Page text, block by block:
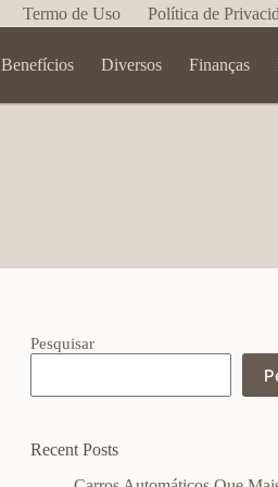
Termo de Uso Política de
Benefícios Diversos Finanças
Pesquisar
Recent Posts